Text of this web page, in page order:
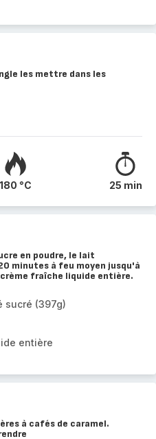
les mettre dans les
180 °C 25 min
en poudre, le lait
minutes à feu moyen jusqu'à
fraîche liquide entière.
sucré (397g)
entière
à cafés de caramel.